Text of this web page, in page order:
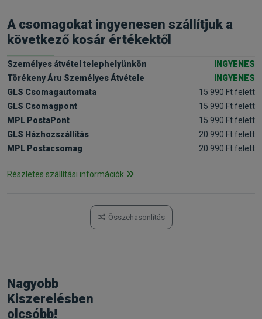
A csomagokat ingyenesen szállítjuk a
következő kosár értékektől
Személyes átvétel telephelyünkön
INGYENES
Törékeny Áru Személyes Átvétele
INGYENES
GLS Csomagautomata
15 990 Ft felett
GLS Csomagpont
15 990 Ft felett
MPL PostaPont
15 990 Ft felett
GLS Házhozszállítás
20 990 Ft felett
MPL Postacsomag
20 990 Ft felett
Részletes szállítási információk
Összehasonlítás
Nagyobb
Kiszerelésben
olcsóbb!